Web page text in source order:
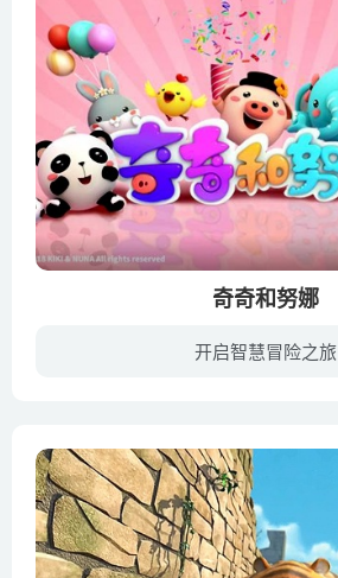
奇奇和努娜
开启智慧冒险之旅